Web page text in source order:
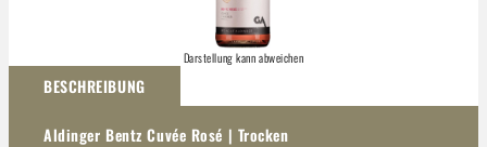
Darstellung kann abweichen
BESCHREIBUNG
Aldinger Bentz Cuvée Rosé | Trocken